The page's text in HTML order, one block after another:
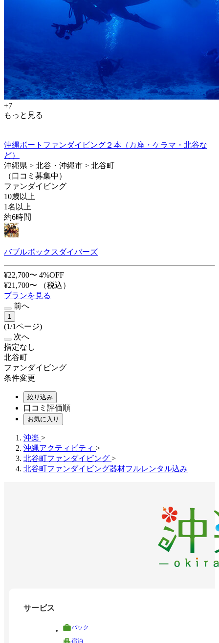
+7
もっと見る
沖縄ボートファンダイビング２本（万座・ケラマ・北谷な
ど）
沖縄県 > 北谷・沖縄市 > 北谷町
（口コミ募集中）
ファンダイビング
10歳以上
1名以上
約6時間
バブルボックスダイバーズ
¥22,700〜 4%OFF
¥21,700〜
（税込）
プランを見る
前へ
1
(1/1ページ)
次へ
指定なし
北谷町
ファンダイビング
条件変更
絞り込み
口コミ評価順
お気に入り
沖楽 >
沖縄アクティビティ >
北谷町ファンダイビング >
北谷町ファンダイビング器材フルレンタル込み
サービス
パック
宿泊